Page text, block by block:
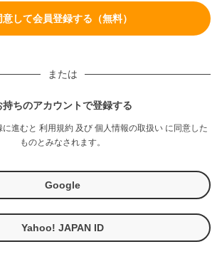
または
持ちのアカウントで登録する
進むと 利用規約 及び 個人情報の取扱い に同意した
ものとみなされます。
Google
Yahoo! JAPAN ID